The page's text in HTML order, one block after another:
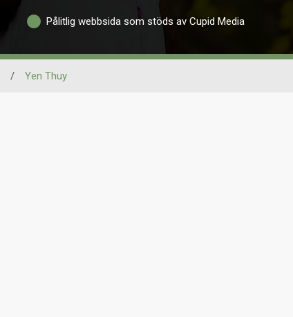
Pålitlig webbsida som stöds av Cupid Media
/ Yen Thuy